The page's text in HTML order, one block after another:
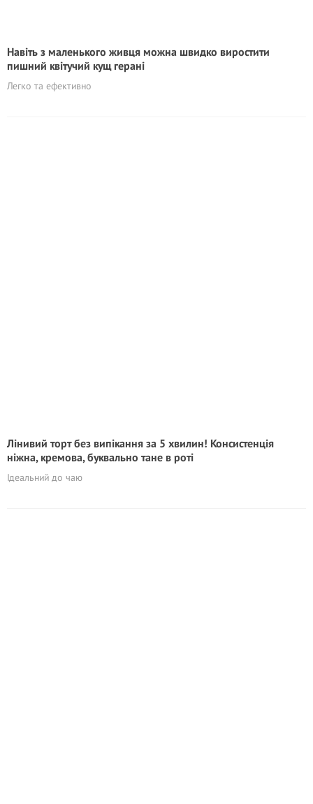
Навіть з маленького живця можна швидко виростити
пишний квітучий кущ герані
Легко та ефективно
Лінивий торт без випікання за 5 хвилин! Консистенція
ніжна, кремова, буквально тане в роті
Ідеальний до чаю